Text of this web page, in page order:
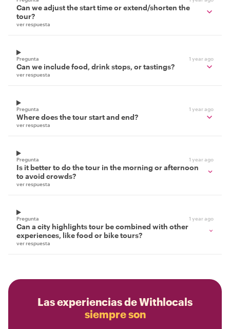
Can we adjust the start time or extend/shorten the
tour?
ver respuesta
Pregunta 1 year ago
Can we include food, drink stops, or tastings?
ver respuesta
Pregunta 1 year ago
Where does the tour start and end?
ver respuesta
Pregunta 1 year ago
Is it better to do the tour in the morning or afternoon
to avoid crowds?
ver respuesta
Pregunta 1 year ago
Can a city highlights tour be combined with other
experiences, like food or bike tours?
ver respuesta
Las experiencias de Withlocals
siempre son